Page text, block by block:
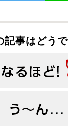
記事はどう